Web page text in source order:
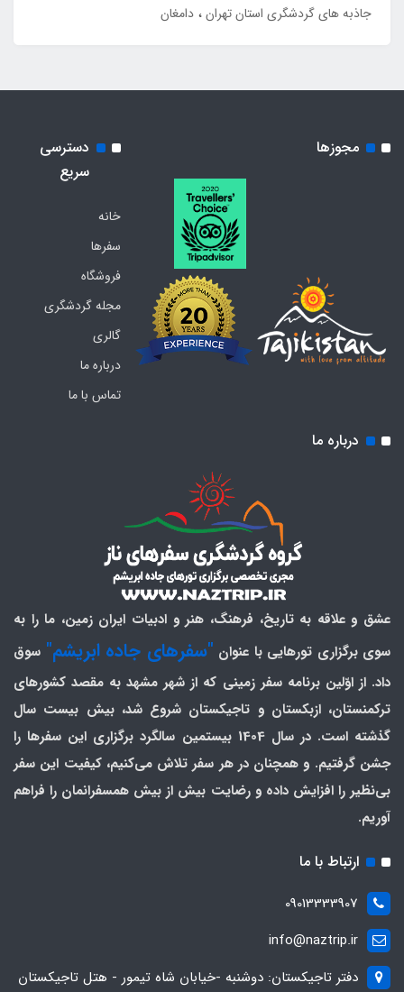
جاذبه های گردشگری استان تهران دامغان
مجوزها
دسترسی
سریع
خانه
سفرها
فروشگاه
مجله گردشگری
گالری
درباره ما
تماس با ما
درباره ما
عشق و علاقه به تاریخ، فرهنگ، هنر و ادبیات ایران زمین، ما را به
سوی برگزاری تورهایی با عنوان "سفرهای جاده ابریشم" سوق
داد. از اوّلین برنامه سفر زمینی که از شهر مشهد به مقصد کشورهای
ترکمنستان، ازبکستان و تاجیکستان شروع شد، بیش بیست سال
گذشته است. در سال 1404 بیستمین سالگرد برگزاری این سفرها را
جشن گرفتیم. و همچنان در هر سفر تلاش می‌کنیم، کیفیت این سفر
بی‌نظیر را افزایش داده و رضایت بیش از بیش همسفرانمان را فراهم
آوریم.
ارتباط با ما
09013333907
info@naztrip.ir
دفتر تاجیکستان: دوشنبه -خیابان شاه تیمور - هتل تاجیکستان